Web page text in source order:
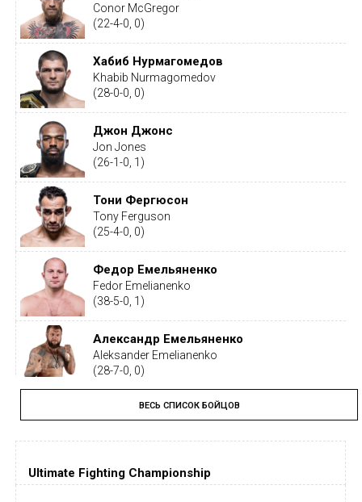
Conor McGregor
(22-4-0, 0)
Хабиб Нурмагомедов
Khabib Nurmagomedov
(28-0-0, 0)
Джон Джонс
Jon Jones
(26-1-0, 1)
Тони Фергюсон
Tony Ferguson
(25-4-0, 0)
Федор Емельяненко
Fedor Emelianenko
(38-5-0, 1)
Александр Емельяненко
Aleksander Emelianenko
(28-7-0, 0)
Тайрон Вудли
Tyron Woodley
(19-5-1, 0)
Дастин Порье
ВЕСЬ СПИСОК БОЙЦОВ
Ultimate Fighting Championship